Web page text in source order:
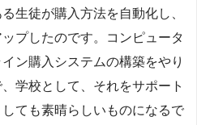
生徒が購入方法を自動化し、
プしたのです。コンピュータ
ン購入システムの構築をやり
学校として、それをサポート
ても素晴らしいものになるで